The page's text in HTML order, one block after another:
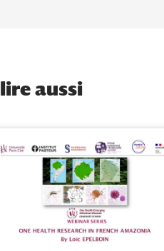
lire aussi